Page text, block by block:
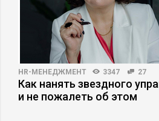
HR-МЕНЕДЖМЕНТ 3347 27
Как нанять звездного
и не пожалеть об этом